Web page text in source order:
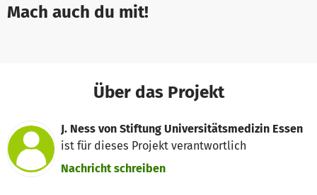
Mach auch du mit!
Über das Projekt
J. Ness von Stiftung Universitätsmedizin Essen
ist für dieses Projekt verantwortlich
Nachricht schreiben